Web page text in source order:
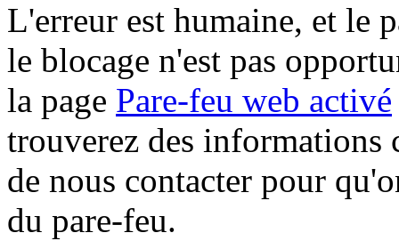
L'erreur est humaine, et le
le blocage n'est pas
la page Pare-feu web activé
trouverez des informations
de nous contacter pour
du pare-feu.